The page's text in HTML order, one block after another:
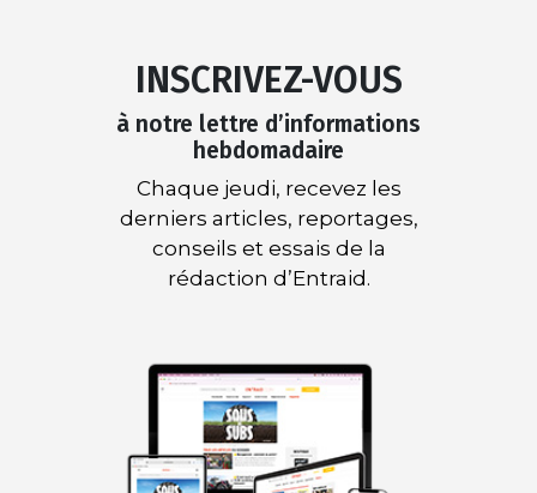
INSCRIVEZ-VOUS
à notre lettre d’informations
hebdomadaire
Chaque jeudi, recevez les
derniers articles, reportages,
conseils et essais de la
rédaction d’Entraid.